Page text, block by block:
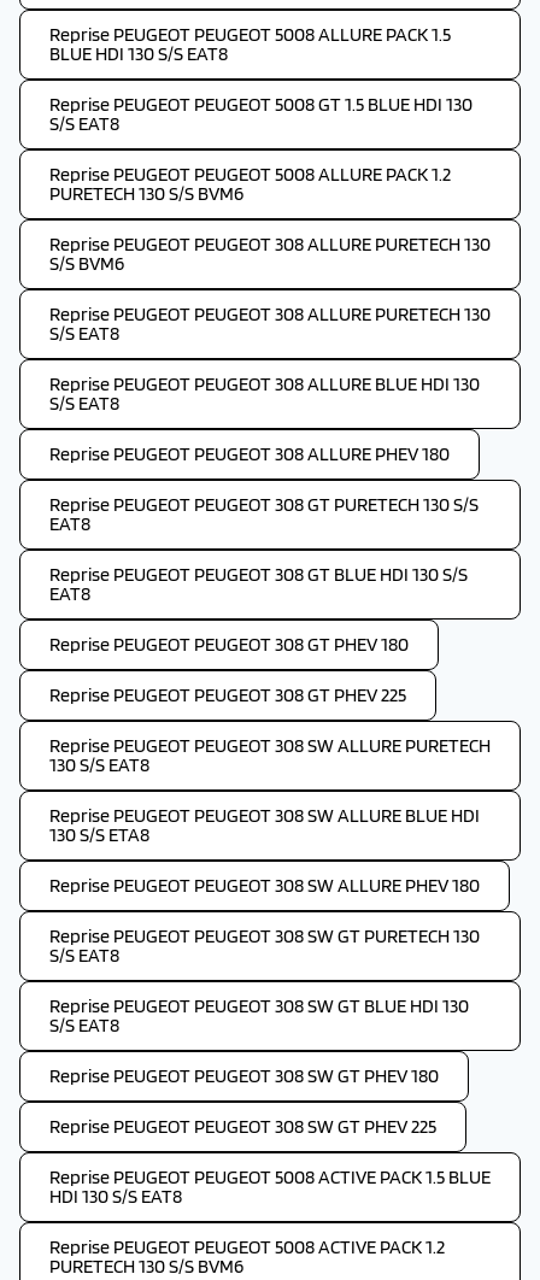
Reprise PEUGEOT PEUGEOT 5008 ALLURE PACK 1.5
BLUE HDI 130 S/S EAT8
Reprise PEUGEOT PEUGEOT 5008 GT 1.5 BLUE HDI 130
S/S EAT8
Reprise PEUGEOT PEUGEOT 5008 ALLURE PACK 1.2
PURETECH 130 S/S BVM6
Reprise PEUGEOT PEUGEOT 308 ALLURE PURETECH 130
S/S BVM6
Reprise PEUGEOT PEUGEOT 308 ALLURE PURETECH 130
S/S EAT8
Reprise PEUGEOT PEUGEOT 308 ALLURE BLUE HDI 130
S/S EAT8
Reprise PEUGEOT PEUGEOT 308 ALLURE PHEV 180
Reprise PEUGEOT PEUGEOT 308 GT PURETECH 130 S/S
EAT8
Reprise PEUGEOT PEUGEOT 308 GT BLUE HDI 130 S/S
EAT8
Reprise PEUGEOT PEUGEOT 308 GT PHEV 180
Reprise PEUGEOT PEUGEOT 308 GT PHEV 225
Reprise PEUGEOT PEUGEOT 308 SW ALLURE PURETECH
130 S/S EAT8
Reprise PEUGEOT PEUGEOT 308 SW ALLURE BLUE HDI
130 S/S ETA8
Reprise PEUGEOT PEUGEOT 308 SW ALLURE PHEV 180
Reprise PEUGEOT PEUGEOT 308 SW GT PURETECH 130
S/S EAT8
Reprise PEUGEOT PEUGEOT 308 SW GT BLUE HDI 130
S/S EAT8
Reprise PEUGEOT PEUGEOT 308 SW GT PHEV 180
Reprise PEUGEOT PEUGEOT 308 SW GT PHEV 225
Reprise PEUGEOT PEUGEOT 5008 ACTIVE PACK 1.5 BLUE
HDI 130 S/S EAT8
Reprise PEUGEOT PEUGEOT 5008 ACTIVE PACK 1.2
PURETECH 130 S/S BVM6